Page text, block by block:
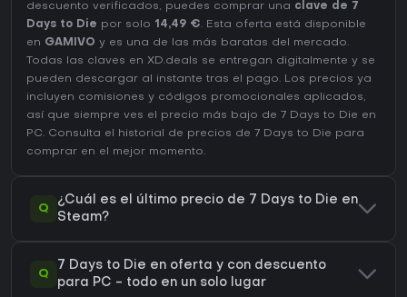
descuento verificados, puedes comprar una clave de 7
Days to Die por solo 14,49 €. Esta oferta está disponible
en GAMIVO y es una de las más baratas del mercado.
Todas las claves en XD.deals se entregan digitalmente y se
pueden descargar al instante tras el pago. Los precios ya
incluyen comisiones y códigos promocionales aplicados,
así que siempre ves el precio más bajo de 7 Days to Die en
PC. Consulta el historial de precios de 7 Days to Die para
comprar en el mejor momento.
Q
¿Cuál es el último precio de 7 Days to Die en
Steam?
Q
7 Days to Die en oferta y con descuento
para PC - todo en un solo lugar